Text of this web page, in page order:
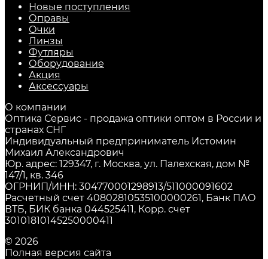
Новые поступления
Оправы
Очки
Линзы
Футляры
Оборудование
Акция
Аксессуары
О компании
Оптика Сервис - продажа оптики оптом в России и
странах СНГ
Индивидуальный предприниматель Истомин
Михаил Александрович
Юр. адрес: 129347, г. Москва, ул. Палехская, дом №
147/1, кв. 346
ОГРНИП/ИНН: 304770001298913/511000091602
Расчетный счет 40802810535100000261, Банк ПАО
ВТБ, БИК банка 044525411, Корр. счет
30101810145250000411
© 2026
Полная версия сайта